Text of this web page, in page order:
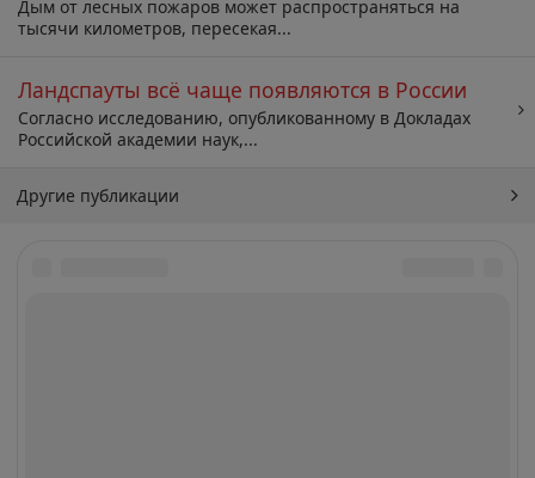
Дым от лесных пожаров может распространяться на
тысячи километров, пересекая...
Ландспауты всё чаще появляются в России
Согласно исследованию, опубликованному в Докладах
Российской академии наук,...
Другие публикации